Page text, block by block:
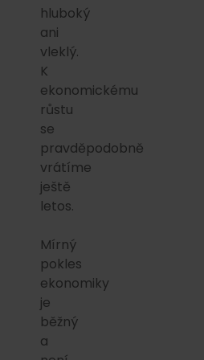
hluboký
ani
vleklý.
K
ekonomickému
růstu
se
pravděpodobně
vrátíme
ještě
letos.
Mírný
pokles
ekonomiky
je
běžný
a